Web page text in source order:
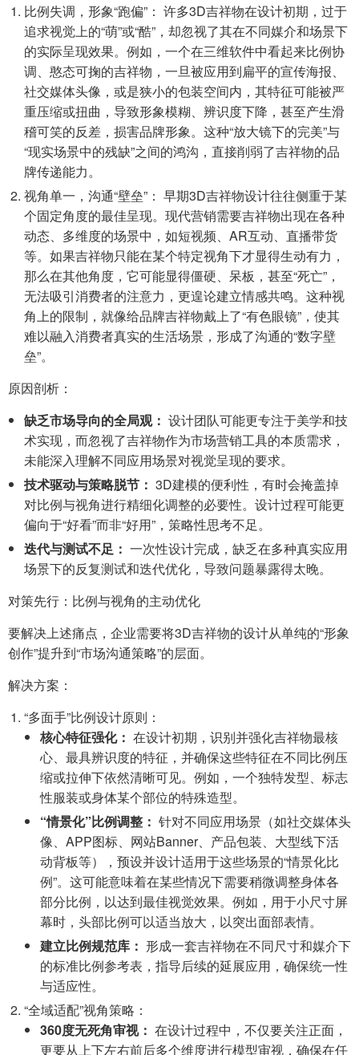
比例失调，形象“跑偏”： 许多3D吉祥物在设计初期，过于
追求视觉上的“萌”或“酷”，却忽视了其在不同媒介和场景下
的实际呈现效果。例如，一个在三维软件中看起来比例协
调、憨态可掬的吉祥物，一旦被应用到扁平的宣传海报、
社交媒体头像，或是狭小的包装空间内，其特征可能被严
重压缩或扭曲，导致形象模糊、辨识度下降，甚至产生滑
稽可笑的反差，损害品牌形象。这种“放大镜下的完美”与
“现实场景中的残缺”之间的鸿沟，直接削弱了吉祥物的品
牌传递能力。
视角单一，沟通“壁垒”： 早期3D吉祥物设计往往侧重于某
个固定角度的最佳呈现。现代营销需要吉祥物出现在各种
动态、多维度的场景中，如短视频、AR互动、直播带货
等。如果吉祥物只能在某个特定视角下才显得生动有力，
那么在其他角度，它可能显得僵硬、呆板，甚至“死亡”，
无法吸引消费者的注意力，更遑论建立情感共鸣。这种视
角上的限制，就像给品牌吉祥物戴上了“有色眼镜”，使其
难以融入消费者真实的生活场景，形成了沟通的“数字壁
垒”。
原因剖析：
缺乏市场导向的全局观： 设计团队可能更专注于美学和技
术实现，而忽视了吉祥物作为市场营销工具的本质需求，
未能深入理解不同应用场景对视觉呈现的要求。
技术驱动与策略脱节： 3D建模的便利性，有时会掩盖掉
对比例与视角进行精细化调整的必要性。设计过程可能更
偏向于“好看”而非“好用”，策略性思考不足。
迭代与测试不足： 一次性设计完成，缺乏在多种真实应用
场景下的反复测试和迭代优化，导致问题暴露得太晚。
对策先行：比例与视角的主动优化
要解决上述痛点，企业需要将3D吉祥物的设计从单纯的“形象
创作”提升到“市场沟通策略”的层面。
解决方案：
“多面手”比例设计原则：
核心特征强化： 在设计初期，识别并强化吉祥物最核
心、最具辨识度的特征，并确保这些特征在不同比例压
缩或拉伸下依然清晰可见。例如，一个独特发型、标志
性服装或身体某个部位的特殊造型。
“情景化”比例调整： 针对不同应用场景（如社交媒体头
像、APP图标、网站Banner、产品包装、大型线下活
动背板等），预设并设计适用于这些场景的“情景化比
例”。这可能意味着在某些情况下需要稍微调整身体各
部分比例，以达到最佳视觉效果。例如，用于小尺寸屏
幕时，头部比例可以适当放大，以突出面部表情。
建立比例规范库： 形成一套吉祥物在不同尺寸和媒介下
的标准比例参考表，指导后续的延展应用，确保统一性
与适应性。
“全域适配”视角策略：
360度无死角审视： 在设计过程中，不仅要关注正面，
更要从上下左右前后多个维度进行模型审视，确保在任